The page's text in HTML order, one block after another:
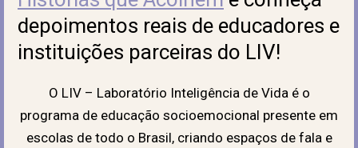
depoimentos reais de educadores e
instituições parceiras do LIV!
O LIV – Laboratório Inteligência de Vida é o
programa de educação socioemocional presente em
escolas de todo o Brasil, criando espaços de fala e